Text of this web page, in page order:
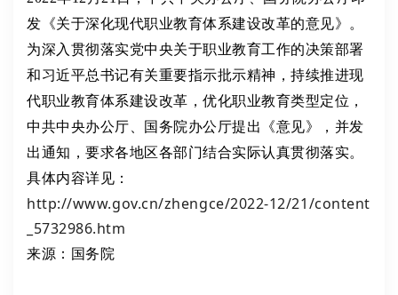
发《关于深化现代职业教育体系建设改革的意见》。
为深入贯彻落实党中央关于职业教育工作的决策部署
和习近平总书记有关重要指示批示精神，持续推进现
代职业教育体系建设改革，优化职业教育类型定位，
中共中央办公厅、国务院办公厅提出《意见》，并发
出通知，要求各地区各部门结合实际认真贯彻落实。
具体内容详见：
http://www.gov.cn/zhengce/2022-12/21/content
_5732986.htm
来源：国务院